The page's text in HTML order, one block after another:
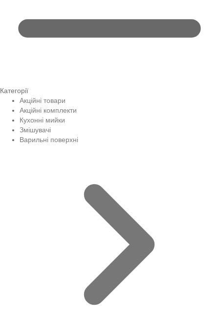
Категорії
Акційні товари
Акційні комплекти
Кухонні мийки
Змішувачі
Варильні поверхні